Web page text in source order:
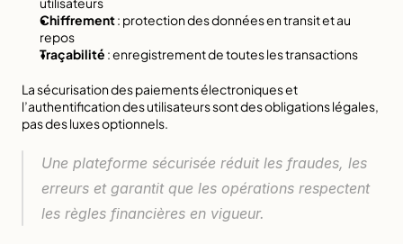
Chiffrement : protection des données en transit et au
repos
Traçabilité : enregistrement de toutes les transactions
La sécurisation des paiements électroniques et
l’authentification des utilisateurs sont des obligations légales,
pas des luxes optionnels.
Une plateforme sécurisée réduit les fraudes, les
erreurs et garantit que les opérations respectent
les règles financières en vigueur.